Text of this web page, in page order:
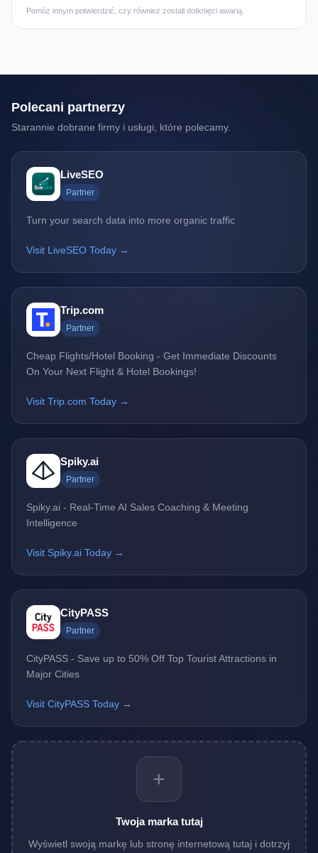
Pomóż innym potwierdzić, czy również zostali dotknięci awarią.
Polecani partnerzy
Starannie dobrane firmy i usługi, które polecamy.
LiveSEO
Partner
Turn your search data into more organic traffic
Visit LiveSEO Today →
Trip.com
Partner
Cheap Flights/Hotel Booking - Get Immediate Discounts
On Your Next Flight & Hotel Bookings!
Visit Trip.com Today →
Spiky.ai
Partner
Spiky.ai - Real-Time AI Sales Coaching & Meeting
Intelligence
Visit Spiky.ai Today →
CityPASS
Partner
CityPASS - Save up to 50% Off Top Tourist Attractions in
Major Cities
Visit CityPASS Today →
+
Twoja marka tutaj
Wyświetl swoją markę lub stronę internetową tutaj i dotrzyj